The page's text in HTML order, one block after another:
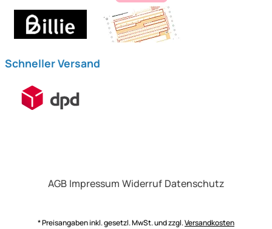
Schneller Versand
AGB Impressum Widerruf Datenschutz
* Preisangaben inkl. gesetzl. MwSt. und zzgl.Versandkosten